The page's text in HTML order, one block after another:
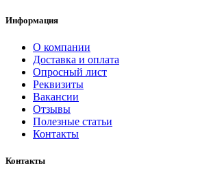
Информация
О компании
Доставка и оплата
Опросный лист
Реквизиты
Вакансии
Отзывы
Полезные статьи
Контакты
Контакты